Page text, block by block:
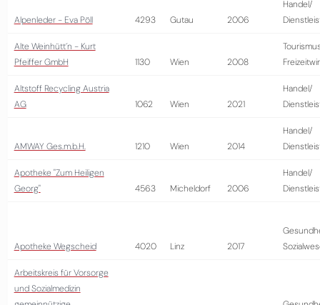
Alpenleder - Eva Pöll 4293 Gutau 2006
Handel/
Alte Weinhütt´n - Kurt
Pfeiffer GmbH
1130 Wien 2008
Altstoff Recycling Austria
AG
1062 Wien 2021
Handel/
AMWAY Ges.m.b.H. 1210 Wien 2014
Handel/
Apotheke "Zum Heiligen
Georg"
4563 Micheldorf 2006
Handel/
Apotheke Wegscheid 4020 Linz 2017
Arbeitskreis für Vorsorge
und Sozialmedizin